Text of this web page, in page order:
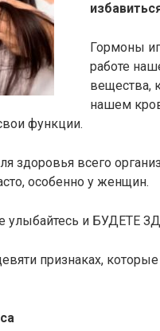
Гормоны
работе
вещества,
нашем
функции.
здоровья всего
особенно у женщин.
улыбайтесь и БУДЕТЕ
признаках,